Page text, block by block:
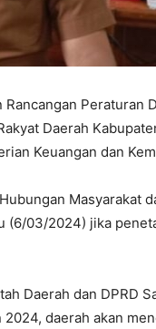
Peraturan
Daerah
Keuangan dan
Masyarakat
(6/03/2024) jika
Daerah dan DPRD
daerah akan